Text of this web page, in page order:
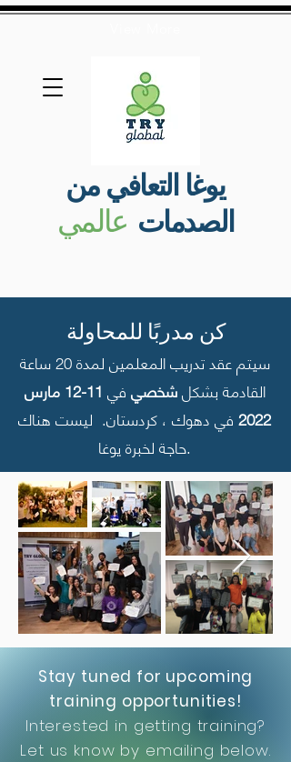
يوغا التعافي من
الصدمات عالمي
كن مدربًا للمحاولة
سيتم عقد تدريب المعلمين لمدة 20 ساعة
القادمة بشكلشخصيفي
11-12 مارس
2022في دهوك ، كردستان. ليست هناك
حاجة لخبرة يوغا.
Stay tuned for upcoming
training opportunities!
Interested in getting training?
Let us know by emailing below.